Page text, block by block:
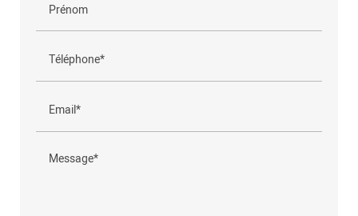
Prénom
Téléphone*
Email*
Message*